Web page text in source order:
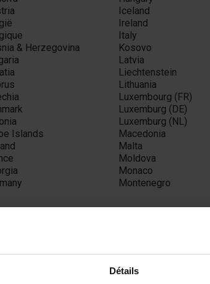
Détails
& Herzegovina
Islands
Iceland
Ireland
Italy
Kosovo
Latvia
Liechtenstein
Lithuania
Luxembourg (FR)
Luxemburg (DE)
Luxemburg (NL)
Macedonia
Malta
Moldova
Monaco
Montenegro